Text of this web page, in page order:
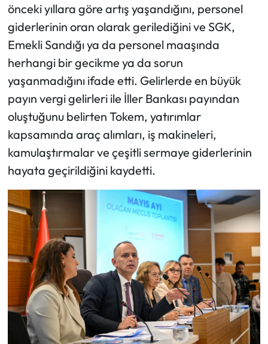
önceki yıllara göre artış yaşandığını, personel
giderlerinin oran olarak gerilediğini ve SGK,
Emekli Sandığı ya da personel maaşında
herhangi bir gecikme ya da sorun
yaşanmadığını ifade etti. Gelirlerde en büyük
payın vergi gelirleri ile İller Bankası payından
oluştuğunu belirten Tokem, yatırımlar
kapsamında araç alımları, iş makineleri,
kamulaştırmalar ve çeşitli sermaye giderlerinin
hayata geçirildiğini kaydetti.